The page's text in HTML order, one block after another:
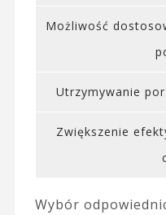
Możliwość
Utrzymywanie
Zwiększenie
Wybór